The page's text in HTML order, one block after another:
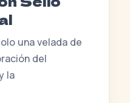
una velada de
del
la